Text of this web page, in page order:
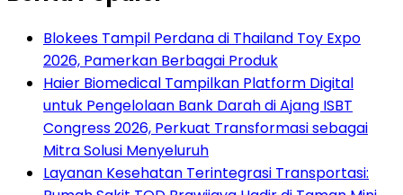
Blokees Tampil Perdana di Thailand Toy Expo
2026, Pamerkan Berbagai Produk
Haier Biomedical Tampilkan Platform Digital
untuk Pengelolaan Bank Darah di Ajang ISBT
Congress 2026, Perkuat Transformasi sebagai
Mitra Solusi Menyeluruh
Layanan Kesehatan Terintegrasi Transportasi: